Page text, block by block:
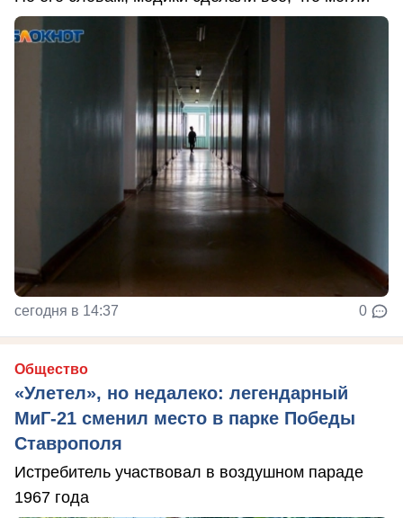
сегодня в 14:37 0
Общество
«Улетел», но недалеко: легендарный
МиГ-21 сменил место в парке Победы
Ставрополя
Истребитель участвовал в воздушном параде
1967 года